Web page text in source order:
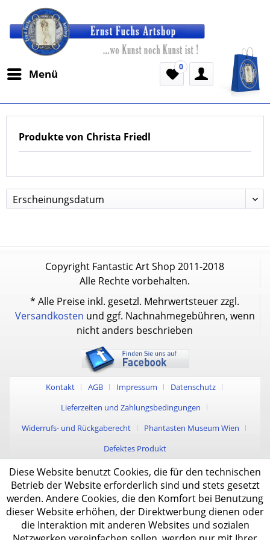
Menü
0
Produkte von Christa Friedl
Copyright Fantastic Art Shop 2011-2018
Alle Rechte vorbehalten.
* Alle Preise inkl. gesetzl. Mehrwertsteuer zzgl.
Versandkosten und ggf. Nachnahmegebühren, wenn
nicht anders beschrieben
Kontakt AGB Impressum
Datenschutz
Lieferzeiten und Zahlungsbedingungen
Widerrufs- und Rückgaberecht
Phantasten Museum Wien
Defektes Produkt
Diese Website benutzt Cookies, die für den technischen
Betrieb der Website erforderlich sind und stets gesetzt
werden. Andere Cookies, die den Komfort bei Benutzung
dieser Website erhöhen, der Direktwerbung dienen oder
die Interaktion mit anderen Websites und sozialen